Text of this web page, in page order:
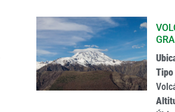
Tipo